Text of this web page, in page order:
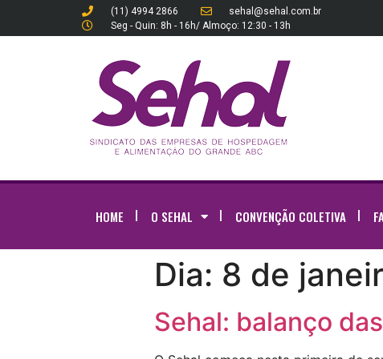
(11) 4994 2866
sehal@sehal.com.br
Seg - Quin: 8h - 16h/ Almoço: 12:30 - 13h
HOME O SEHAL CONVENÇÃO COLETIVA
Dia: 8 de
Sehal: balanço